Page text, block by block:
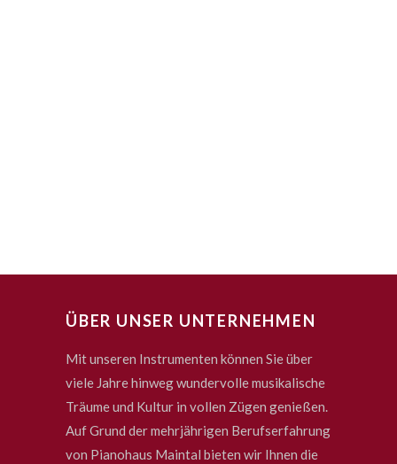
ÜBER UNSER UNTERNEHMEN
Mit unseren Instrumenten können Sie über
viele Jahre hinweg wundervolle musikalische
Träume und Kultur in vollen Zügen genießen.
Auf Grund der mehrjährigen Berufserfahrung
von Pianohaus Maintal bieten wir Ihnen die